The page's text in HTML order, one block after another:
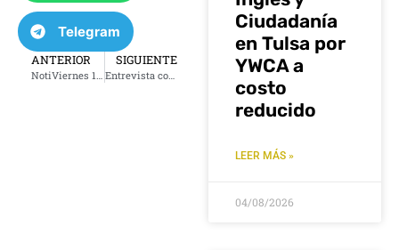
Telegram
ANTERIOR
NotiViernes 1 de diciembre 2023
SIGUIENTE
Entrevista con BlueCross del 5 diciembre 2023
Ciudadanía
en Tulsa por
YWCA a
costo
reducido
LEER MÁS »
04/08/2026